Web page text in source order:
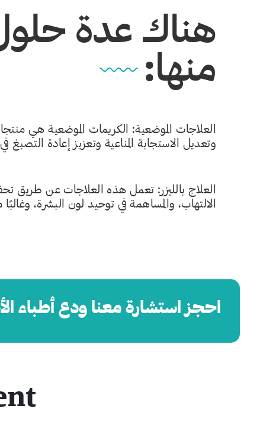
هناك عدة
منها:
العلاجات الموضعية: الكريمات الموضعية هي
وتعديل الاستجابة المناعية وتعزيز إعادة التصبغ
العلاج بالليزر: تعمل هذه العلاجات عن طريق تحفيز
الالتهاب، والمساهمة في توحيد لون البشرة،
احجز استشارة معنا ودع أطباء